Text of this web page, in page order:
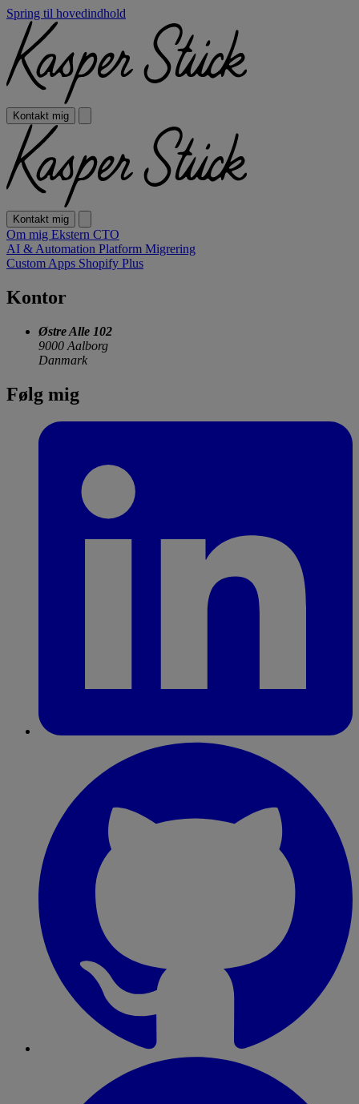
Spring til hovedindhold
Kontakt mig
Kontakt mig
Om mig Ekstern CTO
AI & Automation Platform Migrering
Custom Apps Shopify Plus
Kontor
Østre Alle 102
9000 Aalborg
Danmark
Følg mig